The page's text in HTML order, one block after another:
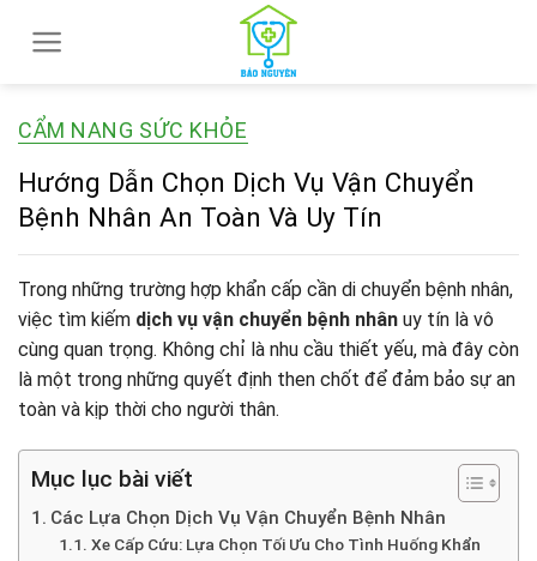
CẨM NANG SỨC KHỎE
Hướng Dẫn Chọn Dịch Vụ Vận Chuyển
Bệnh Nhân An Toàn Và Uy Tín
Trong những trường hợp khẩn cấp cần di chuyển bệnh nhân,
việc tìm kiếm dịch vụ vận chuyển bệnh nhân uy tín là vô
cùng quan trọng. Không chỉ là nhu cầu thiết yếu, mà đây còn
là một trong những quyết định then chốt để đảm bảo sự an
toàn và kịp thời cho người thân.
Mục lục bài viết
Các Lựa Chọn Dịch Vụ Vận Chuyển Bệnh Nhân
Xe Cấp Cứu: Lựa Chọn Tối Ưu Cho Tình Huống Khẩn